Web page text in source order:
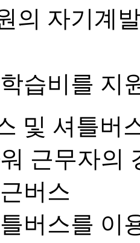
의 자기계
습비를 지
및 셔틀버
근무자의
버스
버스를 이